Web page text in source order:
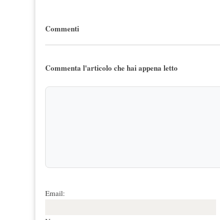
Commenti
Commenta l'articolo che hai appena letto
Email: